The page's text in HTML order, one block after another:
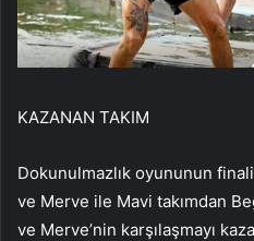
KAZANAN TAKIM
Dokunulmazlık oyununun
ve Merve ile Mavi takımdan
ve Merve’nin karşılaşmayı